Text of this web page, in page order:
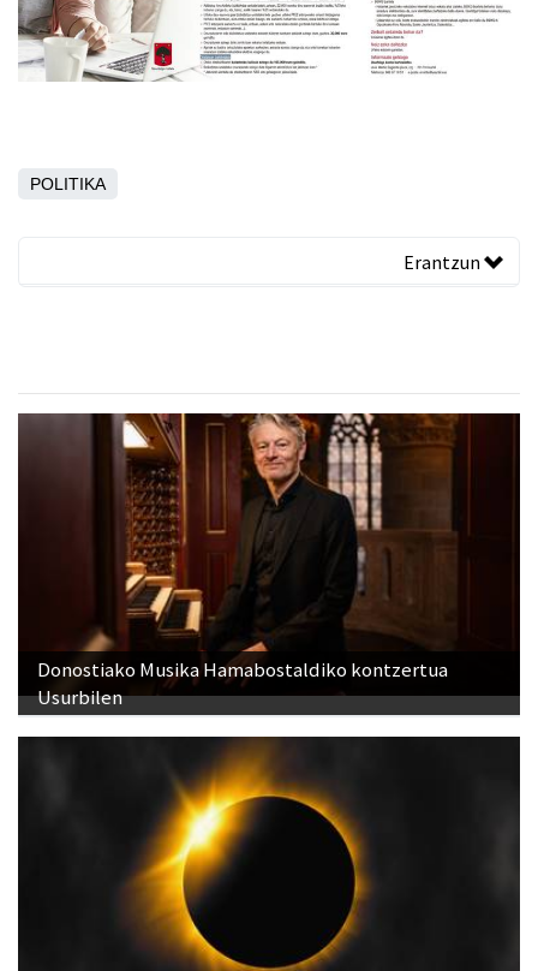
POLITIKA
Erantzun
Donostiako Musika Hamabostaldiko kontzertua
Usurbilen